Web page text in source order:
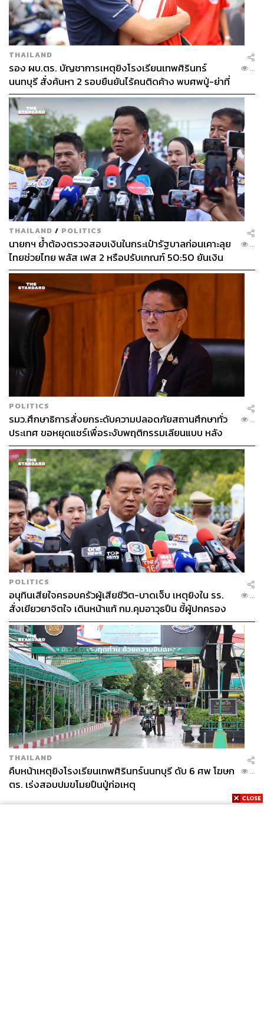
THAILAND
รอง ผบ.ตร. บัญชาการเหตุยิงโรงเรียนเทพศิรินทร์
นนทบุรี สั่งค้นหา 2 รอบยืนยันไร้คนติดค้าง พบศพปู่-ย่าที่
บ้านพักผู้ก่อเหตุ
...
THAILAND / POLITICS
นายกฯ ย้ำต้องตรวจสอบเงินในกระเป๋ารัฐบาลก่อนเคาะลุย
ไทยช่วยไทย พลัส เฟส 2 หรือปรับเกณฑ์ 50:50 ยันเงิน
คงคลังรัฐบาลแข็งแรง
...
POLITICS
รมว.ศึกษาธิการสั่งยกระดับความปลอดภัยสถานศึกษาทั่ว
ประเทศ ขอหยุดแชร์เพื่อระงับพฤติกรรมเลียนแบบ หลัง
เหตุยิงในโรงเรียน
...
POLITICS
อนุทินเสียใจครอบครัวผู้เสียชีวิต-บาดเจ็บ เหตุยิงใน รร.
สั่งเยียวยาจิตใจ เดินหน้าแก้ กม.คุมอาวุธปืน ชี้ผู้ปกครอง
ต้องร่วมรับผิดชอบ
...
THAILAND
คืบหน้าเหตุยิงโรงเรียนเทพศิรินทร์นนทบุรี ดับ 6 ศพ โฆษก
ตร. เร่งสอบปมขโมยปืนปู่ก่อเหตุ
...